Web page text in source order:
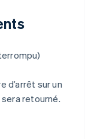
d’arrêt sur un
retourné.